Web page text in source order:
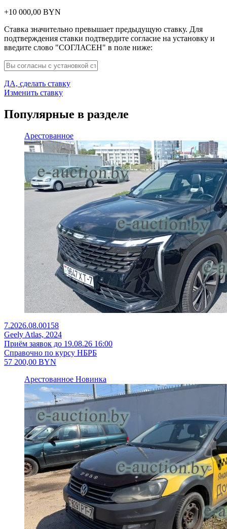
+10 000,00 BYN
Ставка значительно превышает предыдущую ставку. Для
подтверждения ставки подтвердите согласие на установку и
введите слово "СОГЛАСЕН" в поле ниже:
ДА, сделать ставку
Изменить ставку
Популярные в разделе
Арестованное
7.2026.08.00158
Geely Atlas, 2024
Приём заявок до 19.08.26 16:00
Справочно по курсу НБРБ
57 200,00 BYN
Арестованное Новинка